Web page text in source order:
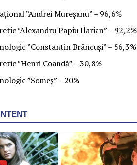
”Andrei Mureșanu” – 96,6%
”Alexandru Papiu Ilarian” – 92,2%
”Constantin Brâncuși” – 56,3%
”Henri Coandă” – 30,8%
”Someș” – 20%